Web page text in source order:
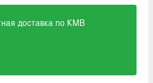
доставка по КМВ